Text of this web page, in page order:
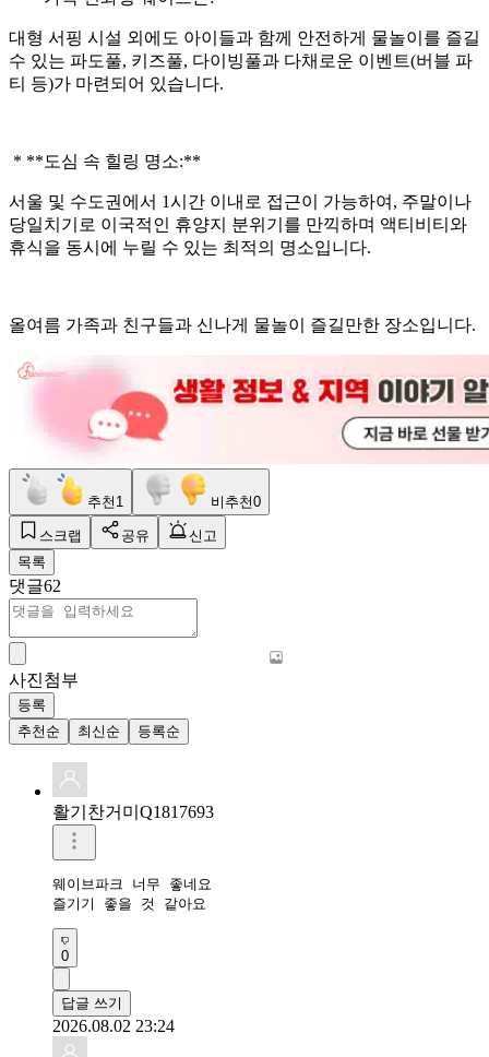
대형 서핑 시설 외에도 아이들과 함께 안전하게 물놀이를 즐길
수 있는 파도풀, 키즈풀, 다이빙풀과 다채로운 이벤트(버블 파
티 등)가 마련되어 있습니다.
* **도심 속 힐링 명소:**
서울 및 수도권에서 1시간 이내로 접근이 가능하여, 주말이나
당일치기로 이국적인 휴양지 분위기를 만끽하며 액티비티와
휴식을 동시에 누릴 수 있는 최적의 명소입니다.
올여름 가족과 친구들과 신나게 물놀이 즐길만한 장소입니다.
추천 1 비추천0
스크랩 공유
신고
목록
댓글62
사진첨부
등록
추천순
최신순 등록순
활기찬거미Q1817693
웨이브파크 너무 좋네요
즐기기 좋을 것 같아요
0
답글 쓰기
2026.08.02 23:24